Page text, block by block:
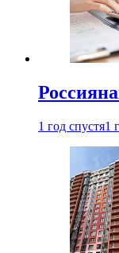
1 год спустя1